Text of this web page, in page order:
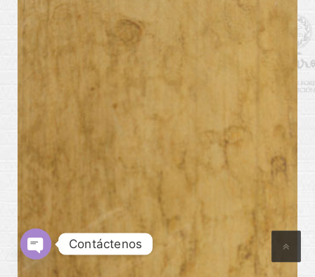
patinas_amarillo
Contáctenos
Open